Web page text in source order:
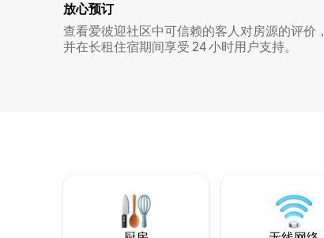
放心预订
查看爱彼迎社区中可信赖的客人对房源的评价，
并在长租住宿期间享受 24 小时用户支持。